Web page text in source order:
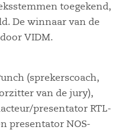
toegekend,
De winnaar van de
VIDM.
(sprekerscoach,
van de jury),
presentator RTL-
presentator NOS-